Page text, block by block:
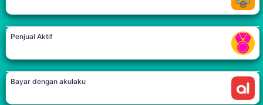
Penjual Aktif
Bayar dengan akulaku